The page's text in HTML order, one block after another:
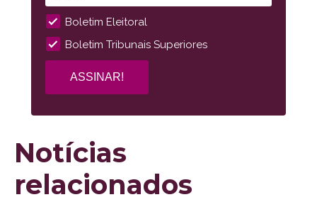
Boletim Eleitoral
Boletim Tribunais Superiores
Notícias
relacionados